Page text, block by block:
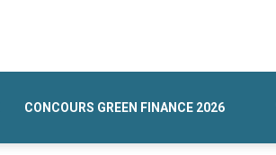
CONCOURS GREEN FINANCE 2026